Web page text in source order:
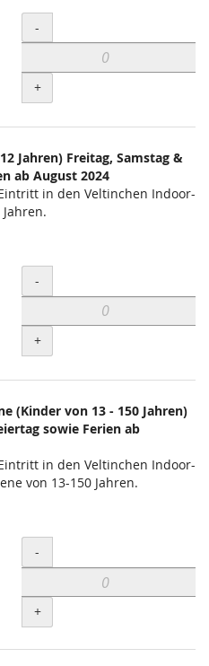
Menge
-
+
Jahren) Freitag, Samstag &
ab August 2024
in den Veltinchen Indoor-
Menge
-
+
(Kinder von 13 - 150 Jahren)
sowie Ferien ab
in den Veltinchen Indoor-
von 13-150 Jahren.
Menge
-
+